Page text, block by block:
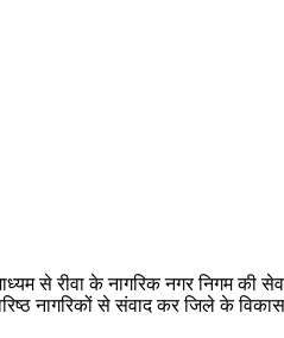
माध्यम से रीवा के नागरिक नगर निगम
नागरिकों से संवाद कर जिले के